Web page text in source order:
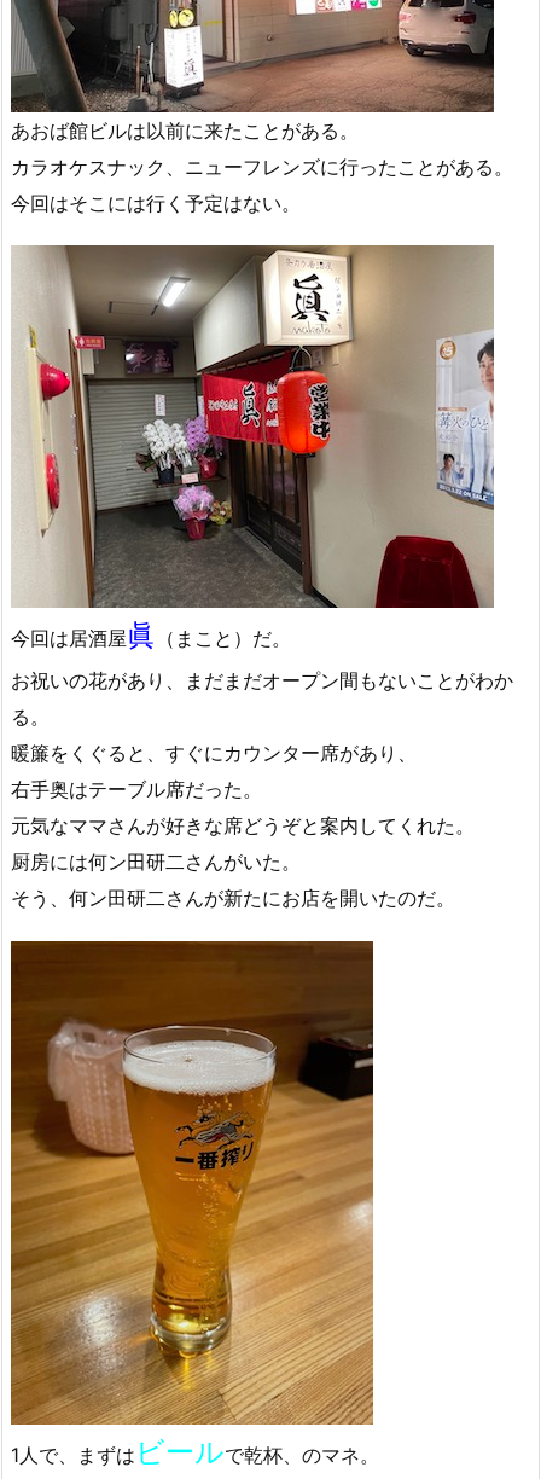
あおば館ビルは以前に来たことがある。
カラオケスナック、ニューフレンズに行ったことがある。
今回はそこには行く予定はない。
今回は居酒屋眞 （まこと）だ。
お祝いの花があり、まだまだオープン間もないことがわか
る。
暖簾をくぐると、すぐにカウンター席があり、
右手奥はテーブル席だった。
元気なママさんが好きな席どうぞと案内してくれた。
厨房には何ン田研二さんがいた。
そう、何ン田研二さんが新たにお店を開いたのだ。
1人で、まずは ビールで乾杯、のマネ。